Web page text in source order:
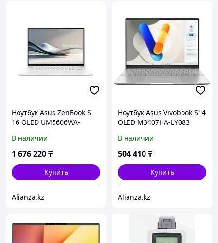
Ноутбук Asus ZenBook S
16 OLED UM5606WA-
M00RP0)
В наличии
1 676 220₸
Купить
Alianza.kz
Ноутбук Asus Vivobook S14
OLED M3407HA-LY083
В наличии
504 410₸
Купить
Alianza.kz